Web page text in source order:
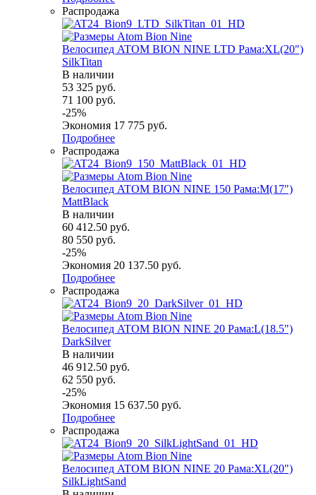
Распродажа
Велосипед ATOM BION NINE LTD Рама:XL(20")
SilkTitan
В наличии
53 325 руб.
71 100 руб.
-25%
Экономия 17 775 руб.
Подробнее
Распродажа
Велосипед ATOM BION NINE 150 Рама:M(17")
MattBlack
В наличии
60 412.50 руб.
80 550 руб.
-25%
Экономия 20 137.50 руб.
Подробнее
Распродажа
Велосипед ATOM BION NINE 20 Рама:L(18.5")
DarkSilver
В наличии
46 912.50 руб.
62 550 руб.
-25%
Экономия 15 637.50 руб.
Подробнее
Распродажа
Велосипед ATOM BION NINE 20 Рама:XL(20")
SilkLightSand